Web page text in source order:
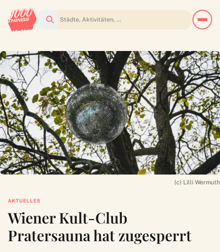
Suchen
(c) Lilli Wermuth
AKTUELLES
Wiener Kult-Club
Pratersauna hat zugesperrt